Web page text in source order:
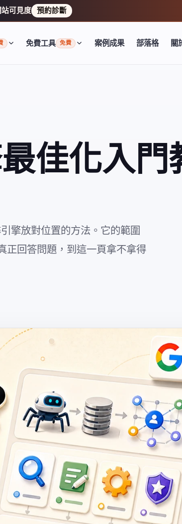
可見度 預約診斷
免費工具 免費 案例成果 部落格 關
佳化入門
擎放對位置的方法。它的範圍
正回答問題，到這一頁拿不拿得